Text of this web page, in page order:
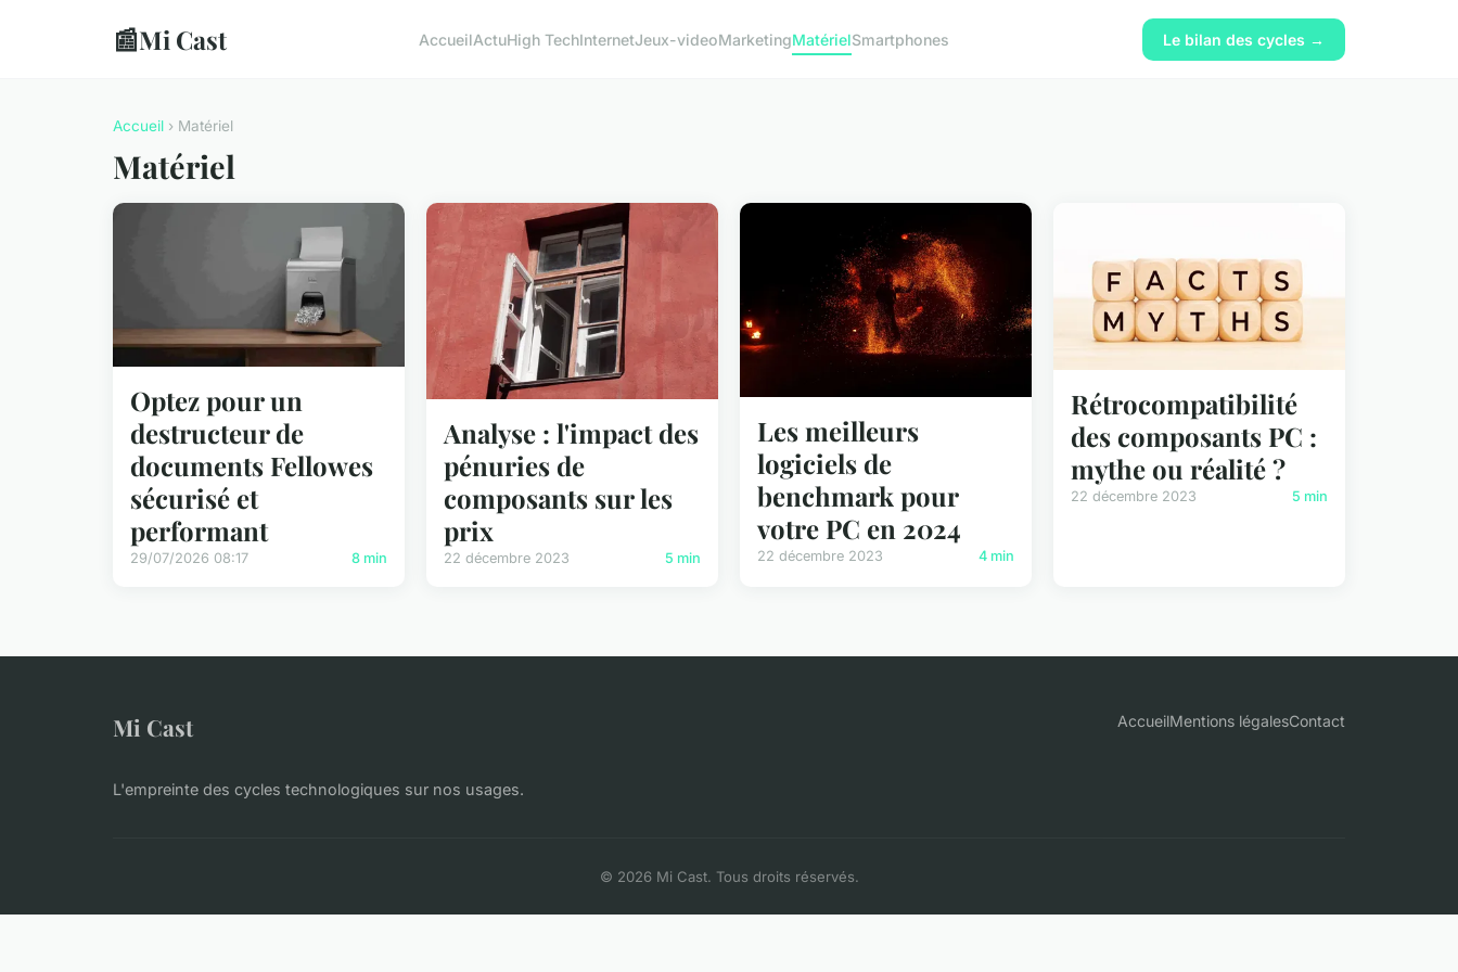
📰Mi Cast AccueilActuHigh TechInternetJeux-videoMarketingMatérielSmartphones Le bilan des cycles →
Accueil › Matériel
Matériel
Optez pour un
destructeur de
documents Fellowes
sécurisé et
performant
29/07/2026 08:17 8 min
Analyse : l'impact des
pénuries de
composants sur les
prix
22 décembre 2023 5 min
Les meilleurs
logiciels de
benchmark pour
votre PC en 2024
22 décembre 2023 4 min
Rétrocompatibilité
des composants PC :
mythe ou réalité ?
22 décembre 2023 5 min
Mi Cast
L'empreinte des cycles technologiques sur nos usages.
AccueilMentions légalesContact
© 2026 Mi Cast. Tous droits réservés.